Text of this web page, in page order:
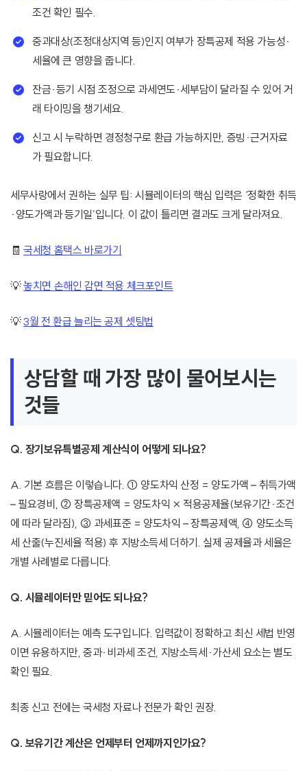
조건 확인 필수.
중과대상(조정대상지역 등)인지 여부가 장특공제 적용 가능성·
세율에 큰 영향을 줍니다.
잔금·등기 시점 조정으로 과세연도·세부담이 달라질 수 있어 거
래 타이밍을 챙기세요.
신고 시 누락하면 경정청구로 환급 가능하지만, 증빙·근거자료
가 필요합니다.
세무사랑에서 권하는 실무 팁: 시뮬레이터의 핵심 입력은 ‘정확한 취득
·양도가액과 등기일’입니다. 이 값이 틀리면 결과도 크게 달라져요.
🧾국세청 홈택스 바로가기
💡놓치면 손해인 감면 적용 체크포인트
💡3월 전 환급 늘리는 공제 셋팅법
상담할 때 가장 많이 물어보시는
것들
Q. 장기보유특별공제 계산식이 어떻게 되나요?
A. 기본 흐름은 이렇습니다. ① 양도차익 산정 = 양도가액 – 취득가액
– 필요경비, ② 장특공제액 = 양도차익 × 적용공제율(보유기간·조건
에 따라 달라짐), ③ 과세표준 = 양도차익 – 장특공제액, ④ 양도소득
세 산출(누진세율 적용) 후 지방소득세 더하기. 실제 공제율과 세율은
개별 사례별로 다릅니다.
Q. 시뮬레이터만 믿어도 되나요?
A. 시뮬레이터는 예측 도구입니다. 입력값이 정확하고 최신 세법 반영
이면 유용하지만, 중과·비과세 조건, 지방소득세·가산세 요소는 별도
확인 필요.
최종 신고 전에는 국세청 자료나 전문가 확인 권장.
Q. 보유기간 계산은 언제부터 언제까지인가요?